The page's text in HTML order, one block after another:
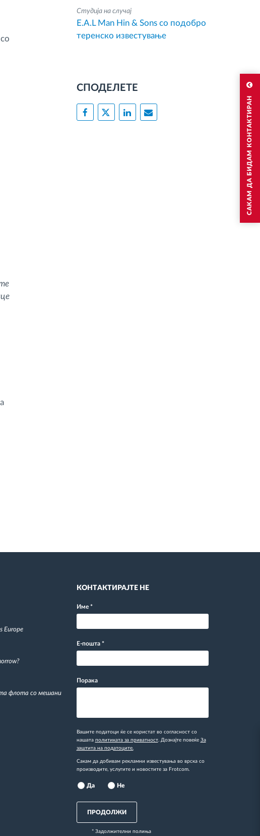
САКАМ ДА БИДАМ КОНТАКТИРАН
Студија на случај
E.A.L Man Hin & Sons со подобро
теренско известување
СПОДЕЛЕТЕ
Europe
флота со мешани
КОНТАКТИРАЈТЕ НЕ
Име *
Е-пошта *
Порака
Вашите податоци ќе се користат во согласност со
нашата политиката за приватност. Дознајте повеќе За
заштита на податоците.
Сакам да добивам рекламни известувања во врска со
производите, услугите и новостите за Frotcom.
Да Не
ПРОДОЛЖИ
* Задолжителни полиња